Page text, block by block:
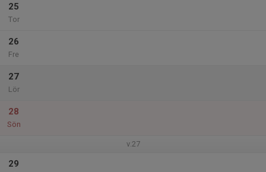
25
Tor
26
Fre
27
Lör
28
Sön
v.27
29